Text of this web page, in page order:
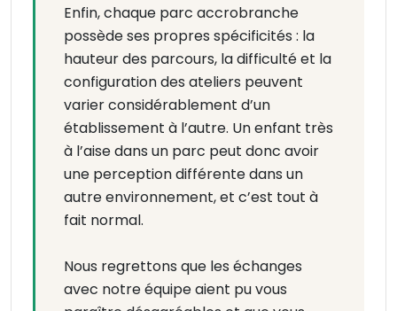
Enfin, chaque parc accrobranche
possède ses propres spécificités : la
hauteur des parcours, la difficulté et la
configuration des ateliers peuvent
varier considérablement d’un
établissement à l’autre. Un enfant très
à l’aise dans un parc peut donc avoir
une perception différente dans un
autre environnement, et c’est tout à
fait normal.
Nous regrettons que les échanges
avec notre équipe aient pu vous